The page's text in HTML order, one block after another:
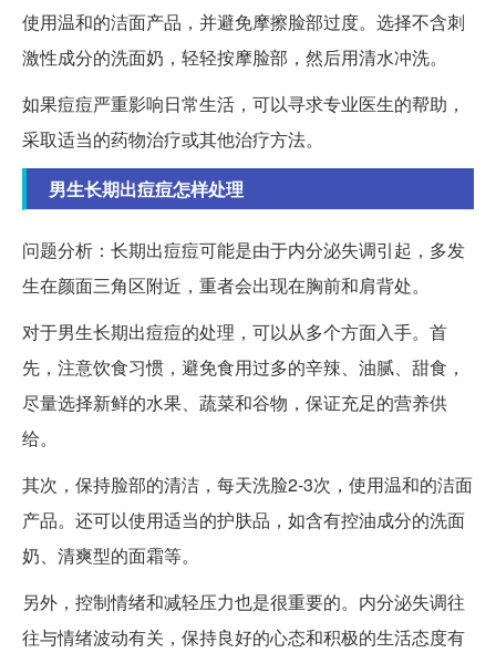
使用温和的洁面产品，并避免摩擦脸部过度。选择不含刺
激性成分的洗面奶，轻轻按摩脸部，然后用清水冲洗。
如果痘痘严重影响日常生活，可以寻求专业医生的帮助，
采取适当的药物治疗或其他治疗方法。
男生长期出痘痘怎样处理
问题分析：长期出痘痘可能是由于内分泌失调引起，多发
生在颜面三角区附近，重者会出现在胸前和肩背处。
对于男生长期出痘痘的处理，可以从多个方面入手。首
先，注意饮食习惯，避免食用过多的辛辣、油腻、甜食，
尽量选择新鲜的水果、蔬菜和谷物，保证充足的营养供
给。
其次，保持脸部的清洁，每天洗脸2-3次，使用温和的洁面
产品。还可以使用适当的护肤品，如含有控油成分的洗面
奶、清爽型的面霜等。
另外，控制情绪和减轻压力也是很重要的。内分泌失调往
往与情绪波动有关，保持良好的心态和积极的生活态度有